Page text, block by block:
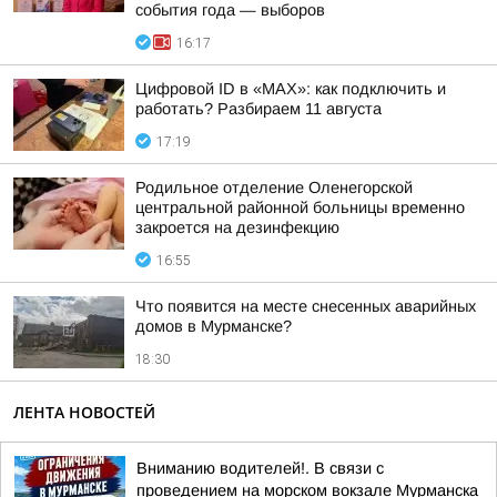
события года — выборов
16:17
Цифровой ID в «MAX»: как подключить и
работать? Разбираем 11 августа
17:19
Родильное отделение Оленегорской
центральной районной больницы временно
закроется на дезинфекцию
16:55
Что появится на месте снесенных аварийных
домов в Мурманске?
18:30
ЛЕНТА НОВОСТЕЙ
Вниманию водителей!. В связи с
проведением на морском вокзале Мурманска